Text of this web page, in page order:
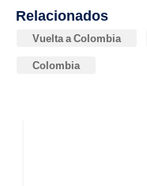
Relacionados
Vuelta a Colombia
Colombia